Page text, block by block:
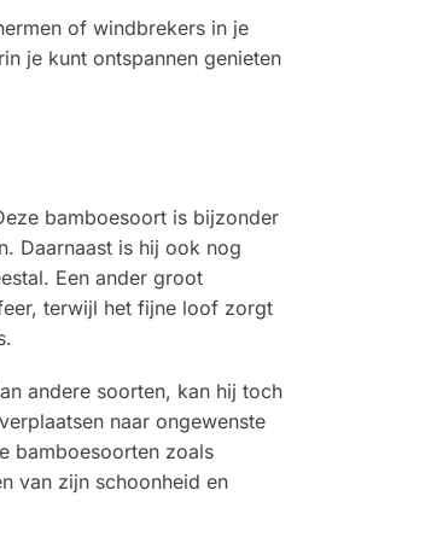
of windbrekers in je
je kunt ontspannen genieten
bamboesoort is bijzonder
Daarnaast is hij ook nog
Een ander groot
terwijl het fijne loof zorgt
andere soorten, kan hij toch
naar ongewenste
bamboesoorten zoals
van zijn schoonheid en